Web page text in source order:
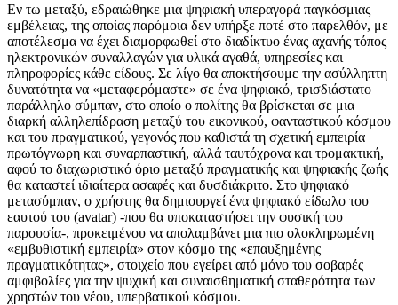
Εν τω μεταξύ, εδραιώθηκε μια ψηφιακή υπεραγορά παγκόσμιας
εμβέλειας, της οποίας παρόμοια δεν υπήρξε ποτέ στο παρελθόν, με
αποτέλεσμα να έχει διαμορφωθεί στο διαδίκτυο ένας αχανής τόπος
ηλεκτρονικών συναλλαγών για υλικά αγαθά, υπηρεσίες και
πληροφορίες κάθε είδους. Σε λίγο θα αποκτήσουμε την ασύλληπτη
δυνατότητα να «μεταφερόμαστε» σε ένα ψηφιακό, τρισδιάστατο
παράλληλο σύμπαν, στο οποίο ο πολίτης θα βρίσκεται σε μια
διαρκή αλληλεπίδραση μεταξύ του εικονικού, φανταστικού κόσμου
και του πραγματικού, γεγονός που καθιστά τη σχετική εμπειρία
πρωτόγνωρη και συναρπαστική, αλλά ταυτόχρονα και τρομακτική,
αφού το διαχωριστικό όριο μεταξύ πραγματικής και ψηφιακής ζωής
θα καταστεί ιδιαίτερα ασαφές και δυσδιάκριτο. Στο ψηφιακό
μετασύμπαν, ο χρήστης θα δημιουργεί ένα ψηφιακό είδωλο του
εαυτού του (avatar) -που θα υποκαταστήσει την φυσική του
παρουσία-, προκειμένου να απολαμβάνει μια πιο ολοκληρωμένη
«εμβυθιστική εμπειρία» στον κόσμο της «επαυξημένης
πραγματικότητας», στοιχείο που εγείρει από μόνο του σοβαρές
αμφιβολίες για την ψυχική και συναισθηματική σταθερότητα των
χρηστών του νέου, υπερβατικού κόσμου.